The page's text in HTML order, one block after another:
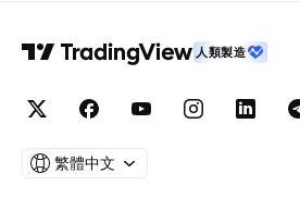
人類製造
繁體中文